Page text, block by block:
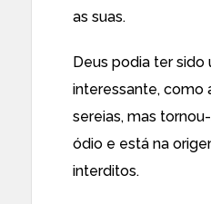
as suas.
Deus podia ter sido
interessante, como
sereias, mas
ódio e está na
interditos.